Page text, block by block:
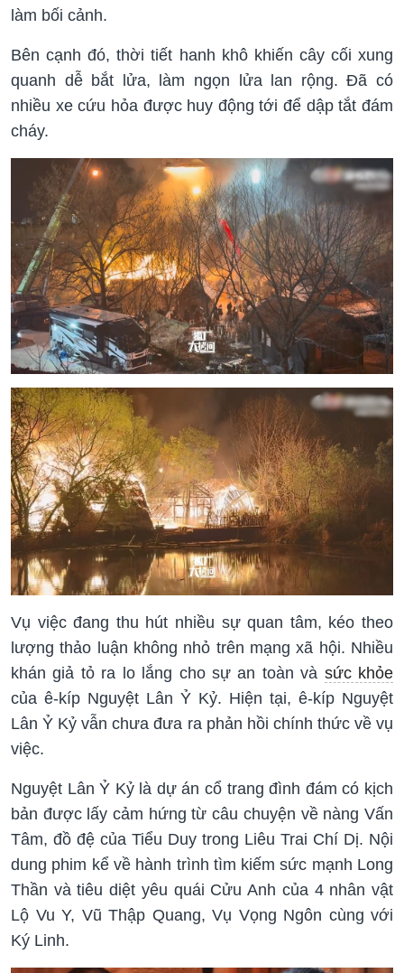
làm bối cảnh.
Bên cạnh đó, thời tiết hanh khô khiến cây cối xung
quanh dễ bắt lửa, làm ngọn lửa lan rộng. Đã có
nhiều xe cứu hỏa được huy động tới để dập tắt đám
cháy.
Vụ việc đang thu hút nhiều sự quan tâm, kéo theo
lượng thảo luận không nhỏ trên mạng xã hội. Nhiều
khán giả tỏ ra lo lắng cho sự an toàn và sức khỏe
của ê-kíp Nguyệt Lân Ỷ Kỷ. Hiện tại, ê-kíp Nguyệt
Lân Ỷ Kỷ vẫn chưa đưa ra phản hồi chính thức về vụ
việc.
Nguyệt Lân Ỷ Kỷ là dự án cổ trang đình đám có kịch
bản được lấy cảm hứng từ câu chuyện về nàng Vấn
Tâm, đồ đệ của Tiểu Duy trong Liêu Trai Chí Dị. Nội
dung phim kể về hành trình tìm kiếm sức mạnh Long
Thần và tiêu diệt yêu quái Cửu Anh của 4 nhân vật
Lộ Vu Y, Vũ Thập Quang, Vụ Vọng Ngôn cùng với
Ký Linh.